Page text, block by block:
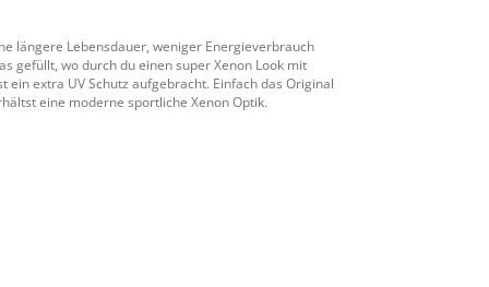
längere Lebensdauer, weniger Energieverbrauch
gefüllt, wo durch du einen super Xenon Look mit
extra UV Schutz aufgebracht. Einfach das Original
eine moderne sportliche Xenon Optik.